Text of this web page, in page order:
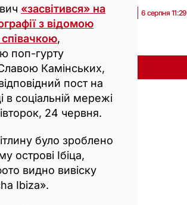
«засвітився» на
з відомою
,
поп-гурту
Камінських,
пост на
в соціальній мережі
24 червня.
було зроблено
острові Ібіца,
видно вивіску
Ibiza».
6 серпня 11:29